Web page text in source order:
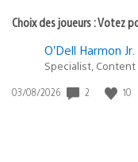
Choix des joueurs : Votez
O’Dell Harmon Jr.
Specialist, Content
Date
03/08/2026 2 10